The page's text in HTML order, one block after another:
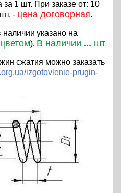
1 шт. При заказе от: 10
- цена договорная.
указано на
). В наличии ... шт
сжатия можно заказать
izgotovlenie-prugin-